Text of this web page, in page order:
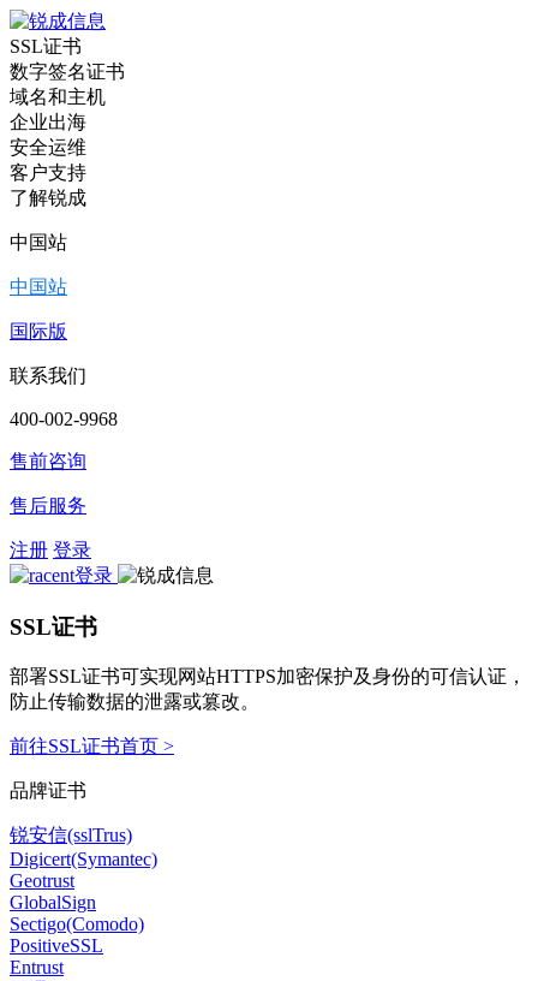
SSL证书
数字签名证书
域名和主机
企业出海
安全运维
客户支持
了解锐成
中国站
中国站
国际版
联系我们
400-002-9968
售前咨询
售后服务
注册 登录
SSL证书
部署SSL证书可实现网站HTTPS加密保护及身份的可信认证，
防止传输数据的泄露或篡改。
前往SSL证书首页 >
品牌证书
锐安信(sslTrus)
Digicert(Symantec)
Geotrust
GlobalSign
Sectigo(Comodo)
PositiveSSL
Entrust